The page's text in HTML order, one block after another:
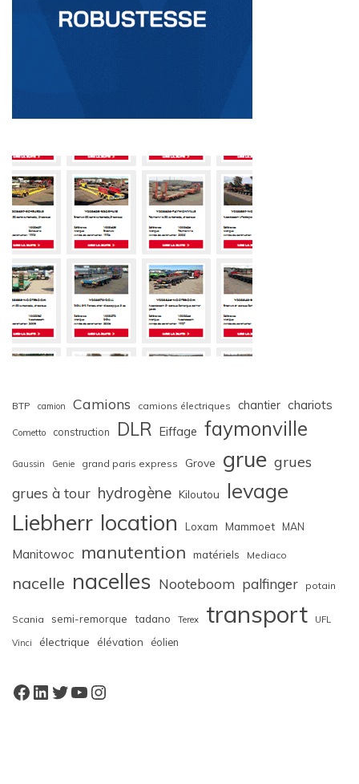
BTP camion Camions camions électriques chantier chariots
Cometto construction DLR Eiffage faymonville
Gaussin Genie grand paris express Grove grue grues
grues à tour hydrogène Kiloutou levage
Liebherr location Loxam Mammoet MAN
Manitowoc manutention matériels Mediaco
nacelle nacelles Nooteboom palfinger potain
Scania semi-remorque tadano Terex transport UFL
Vinci électrique élévation éolien
Facebook
LinkedIn
Twitter
YouTube
Instagram